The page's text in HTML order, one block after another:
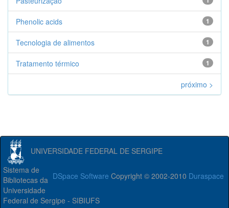
1
Phenolic acids
1
Tecnologia de alimentos
1
Tratamento térmico
próximo >
UNIVERSIDADE FEDERAL DE SERGIPE
DSpace Software Copyright © 2002-2010 Duraspace
Sistema de
Bibliotecas da
Universidade
Federal de Sergipe - SIBIUFS